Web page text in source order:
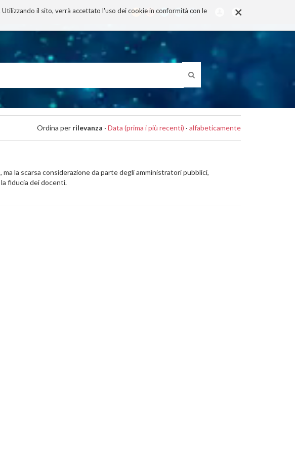
×
il sito, verrà accettato l'uso dei cookie in conformità con le
Ordina per rilevanza · Data (prima i più recenti) · alfabeticamente
la scarsa considerazione da parte degli amministratori pubblici,
fiducia dei docenti.